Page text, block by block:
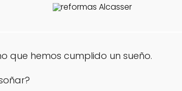
que hemos cumplido un sueño.